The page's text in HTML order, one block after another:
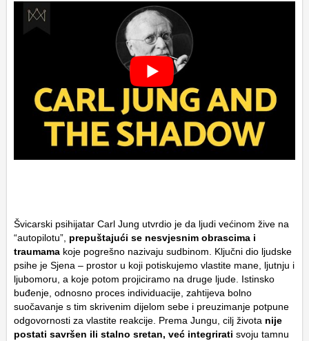
Švicarski psihijatar Carl Jung utvrdio je da ljudi većinom žive na
“autopilotu”, prepuštajući se nesvjesnim obrascima i
traumama koje pogrešno nazivaju sudbinom. Ključni dio ljudske
psihe je Sjena – prostor u koji potiskujemo vlastite mane, ljutnju i
ljubomoru, a koje potom projiciramo na druge ljude. Istinsko
buđenje, odnosno proces individuacije, zahtijeva bolno
suočavanje s tim skrivenim dijelom sebe i preuzimanje potpune
odgovornosti za vlastite reakcije. Prema Jungu, cilj života nije
postati savršen ili stalno sretan, već integrirati svoju tamnu